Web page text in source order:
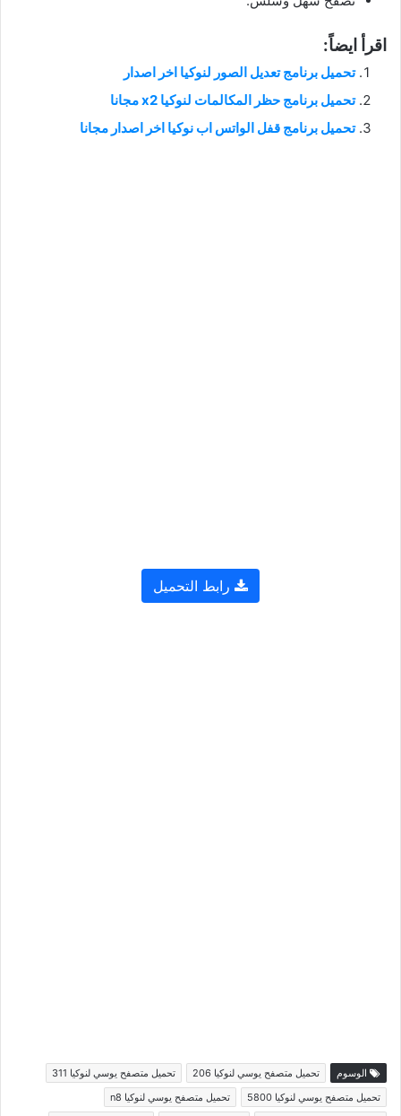
اقرأ ايضاً:
تحميل برنامج تعديل الصور لنوكيا اخر اصدار
تحميل برنامج حظر المكالمات لنوكيا x2 مجانا
تحميل برنامج قفل الواتس اب نوكيا اخر اصدار مجانا
رابط التحميل
الوسوم تحميل متصفح يوسي لنوكيا 206
تحميل متصفح يوسي لنوكيا 311
تحميل متصفح يوسي لنوكيا 5800
تحميل متصفح يوسي لنوكيا n8